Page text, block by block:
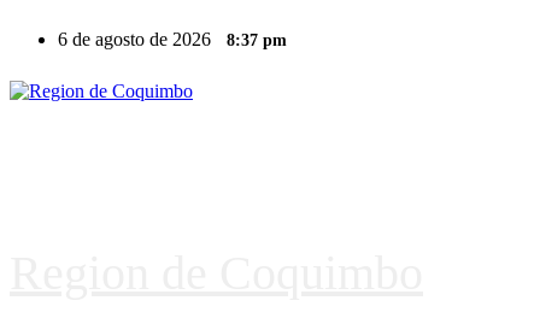
6 de agosto de 2026 8:37 pm